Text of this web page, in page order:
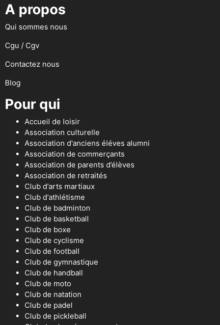
A propos
Qui sommes nous
Cgu / Cgv
Contactez nous
Blog
Pour qui
Accueil de loisir
Association culturelle
Association d'anciens éléves alumni
Association de commerçants
Association de parents d’élèves
Association de retraités
Club d'arts martiaux
Club d'athlétisme
Club de badminton
Club de basketball
Club de boxe
Club de cyclisme
Club de football
Club de gymnastique
Club de handball
Club de moto
Club de natation
Club de padel
Club de pickleball